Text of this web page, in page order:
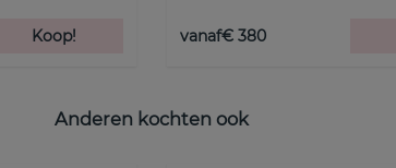
Koop! vanaf€ 380
Anderen kochten ook